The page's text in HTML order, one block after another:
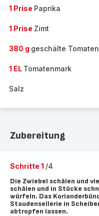
1 Prise Paprika
1 Prise Zimt
380 g geschälte
1 EL Tomatenmark
Salz
Zubereitung
Schritte 1 /4
Die Zwiebel schälen und
schälen und in Stücke
würfeln. Das
Staudensellerie in
abtropfen lassen.